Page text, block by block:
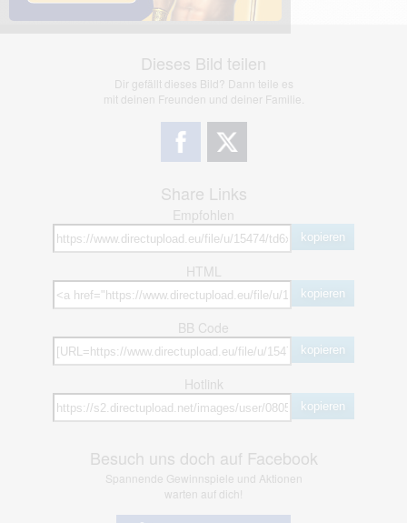
Dieses Bild teilen
Dir gefällt dieses Bild? Dann teile es
mit deinen Freunden und deiner Familie.
Share Links
Empfohlen
kopieren
HTML
kopieren
BB Code
kopieren
Hotlink
kopieren
Besuch uns doch auf Facebook
Spannende Gewinnspiele und Aktionen
warten auf dich!